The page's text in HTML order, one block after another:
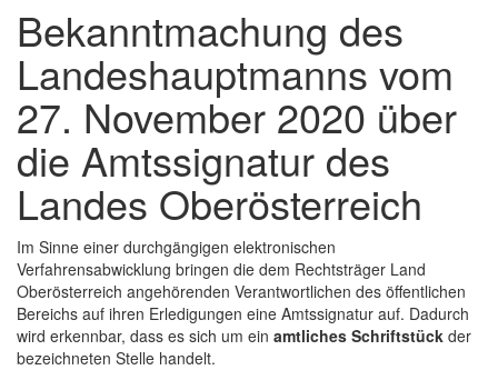
Bekanntmachung des
Landeshauptmanns vom
27. November 2020 über
die Amtssignatur des
Landes Oberösterreich
Im Sinne einer durchgängigen elektronischen
Verfahrensabwicklung bringen die dem Rechtsträger Land
Oberösterreich angehörenden Verantwortlichen des öffentlichen
Bereichs auf ihren Erledigungen eine Amtssignatur auf. Dadurch
wird erkennbar, dass es sich um ein amtliches Schriftstück der
bezeichneten Stelle handelt.